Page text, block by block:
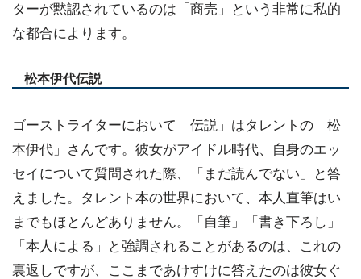
ターが黙認されているのは「商売」という非常に私的
な都合によります。
松本伊代伝説
ゴーストライターにおいて「伝説」はタレントの「松
本伊代」さんです。彼女がアイドル時代、自身のエッ
セイについて質問された際、「まだ読んでない」と答
えました。タレント本の世界において、本人直筆はい
までもほとんどありません。「自筆」「書き下ろし」
「本人による」と強調されることがあるのは、これの
裏返しですが、ここまであけすけに答えたのは彼女ぐ